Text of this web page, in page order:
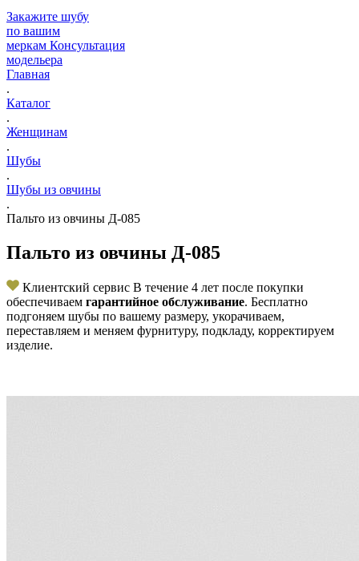
Закажите шубу
по вашим
меркам Консультация
модельера
Главная
.
Каталог
.
Женщинам
.
Шубы
.
Шубы из овчины
.
Пальто из овчины Д-085
Пальто из овчины Д-085
Клиентский сервис В течение 4 лет после покупки
обеспечиваем гарантийное обслуживание. Бесплатно
подгоняем шубы по вашему размеру, укорачиваем,
переставляем и меняем фурнитуру, подкладу, корректируем
изделие.